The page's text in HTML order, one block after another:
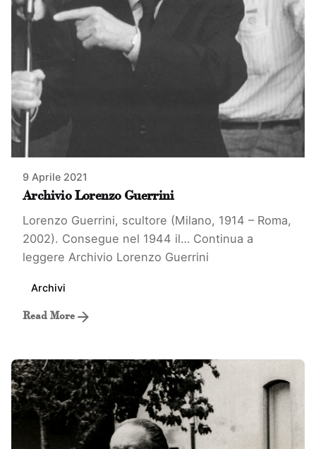
9 Aprile 2021
Archivio Lorenzo Guerrini
Lorenzo Guerrini, scultore (Milano, 1914 – Roma,
2002). Consegue nel 1944 il… Continua a
leggere Archivio Lorenzo Guerrini
Archivi
Read More